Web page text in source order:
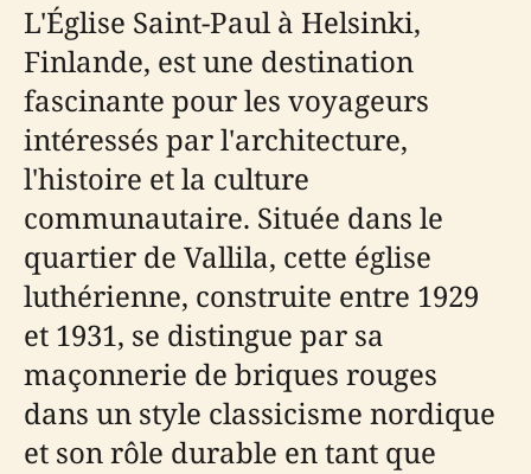
L'Église Saint-Paul à Helsinki,
Finlande, est une destination
fascinante pour les voyageurs
intéressés par l'architecture,
l'histoire et la culture
communautaire. Située dans le
quartier de Vallila, cette église
luthérienne, construite entre 1929
et 1931, se distingue par sa
maçonnerie de briques rouges
dans un style classicisme nordique
et son rôle durable en tant que